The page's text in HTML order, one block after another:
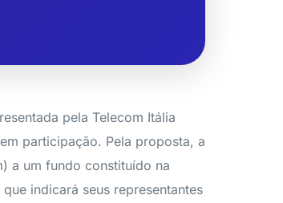
pela Telecom Itália
participação. Pela proposta, a
a um fundo constituído na
indicará seus representantes